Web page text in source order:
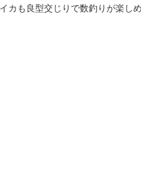
も良型交じりで数釣りが楽しめ